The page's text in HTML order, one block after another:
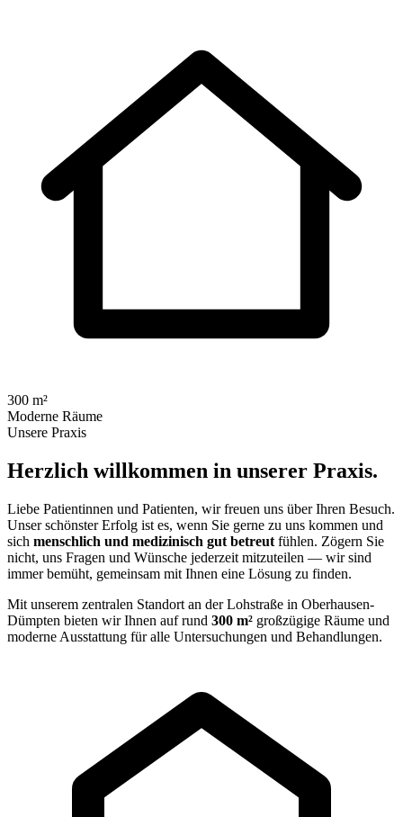
300 m²
Moderne Räume
Unsere Praxis
Herzlich willkommen in unserer Praxis.
Liebe Patientinnen und Patienten, wir freuen uns über Ihren Besuch.
Unser schönster Erfolg ist es, wenn Sie gerne zu uns kommen und
sich menschlich und medizinisch gut betreut fühlen. Zögern Sie
nicht, uns Fragen und Wünsche jederzeit mitzuteilen — wir sind
immer bemüht, gemeinsam mit Ihnen eine Lösung zu finden.
Mit unserem zentralen Standort an der Lohstraße in Oberhausen-
Dümpten bieten wir Ihnen auf rund 300 m² großzügige Räume und
moderne Ausstattung für alle Untersuchungen und Behandlungen.